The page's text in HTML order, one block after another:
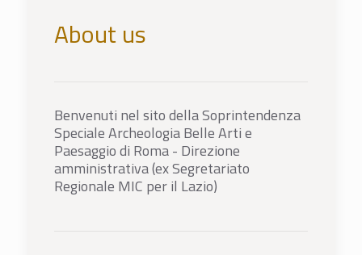
About us
Benvenuti nel sito della Soprintendenza
Speciale Archeologia Belle Arti e
Paesaggio di Roma - Direzione
amministrativa (ex Segretariato
Regionale MIC per il Lazio)